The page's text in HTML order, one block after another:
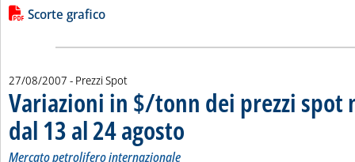
Lista allegati PDF alla notizia
Scorte grafico
27/08/2007 - Prezzi Spot
Variazioni in $/tonn dei prezzi spot
dal 13 al 24 agosto . Sottotitolo: Mercato petrolifero
. Pubblicata lunedì 27 agosto 2007 alle
Mercato petrolifero internazionale